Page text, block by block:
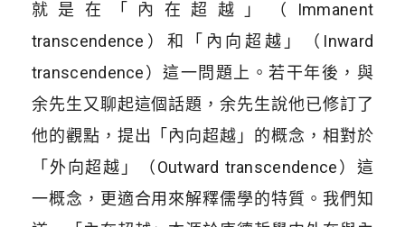
就是在「內在超越」（Immanent
transcendence）和「內向超越」（Inward
transcendence）這一問題上。若干年後，與
余先生又聊起這個話題，余先生說他已修訂了
他的觀點，提出「內向超越」的概念，相對於
「外向超越」（Outward transcendence）這
一概念，更適合用來解釋儒學的特質。我們知